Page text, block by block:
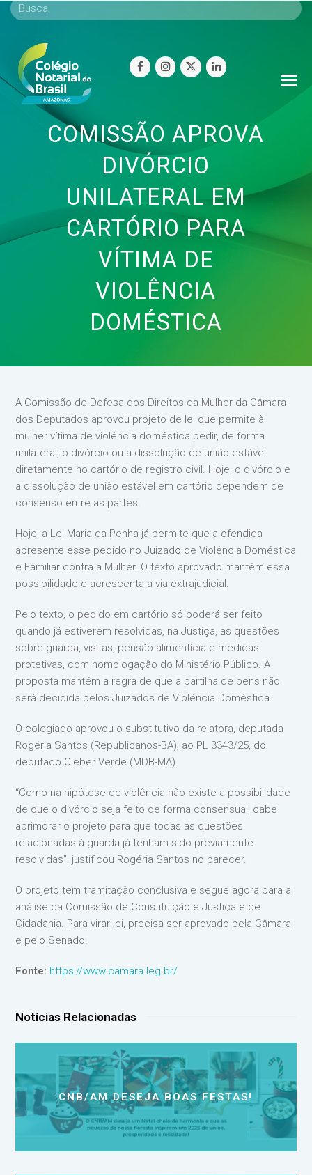
facebookinstagram
twitterlinkedin
COMISSÃO APROVA
DIVÓRCIO
UNILATERAL EM
CARTÓRIO PARA
VÍTIMA DE
VIOLÊNCIA
DOMÉSTICA
A Comissão de Defesa dos Direitos da Mulher da Câmara
dos Deputados aprovou projeto de lei que permite à
mulher vítima de violência doméstica pedir, de forma
unilateral, o divórcio ou a dissolução de união estável
diretamente no cartório de registro civil. Hoje, o divórcio e
a dissolução de união estável em cartório dependem de
consenso entre as partes.
Hoje, a Lei Maria da Penha já permite que a ofendida
apresente esse pedido no Juizado de Violência Doméstica
e Familiar contra a Mulher. O texto aprovado mantém essa
possibilidade e acrescenta a via extrajudicial.
Pelo texto, o pedido em cartório só poderá ser feito
quando já estiverem resolvidas, na Justiça, as questões
sobre guarda, visitas, pensão alimentícia e medidas
protetivas, com homologação do Ministério Público. A
proposta mantém a regra de que a partilha de bens não
será decidida pelos Juizados de Violência Doméstica.
O colegiado aprovou o substitutivo da relatora, deputada
Rogéria Santos (Republicanos-BA), ao PL 3343/25, do
deputado Cleber Verde (MDB-MA).
“Como na hipótese de violência não existe a possibilidade
de que o divórcio seja feito de forma consensual, cabe
aprimorar o projeto para que todas as questões
relacionadas à guarda já tenham sido previamente
resolvidas”, justificou Rogéria Santos no parecer.
O projeto tem tramitação conclusiva e segue agora para a
análise da Comissão de Constituição e Justiça e de
Cidadania. Para virar lei, precisa ser aprovado pela Câmara
e pelo Senado.
Fonte: https://www.camara.leg.br/
Notícias Relacionadas
CNB/AM DESEJA BOAS FESTAS!